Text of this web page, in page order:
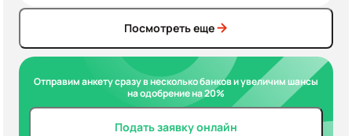
Посмотреть еще
Отправим анкету сразу в несколько банков и увеличим шансы
на одобрение на 20%
Подать заявку онлайн